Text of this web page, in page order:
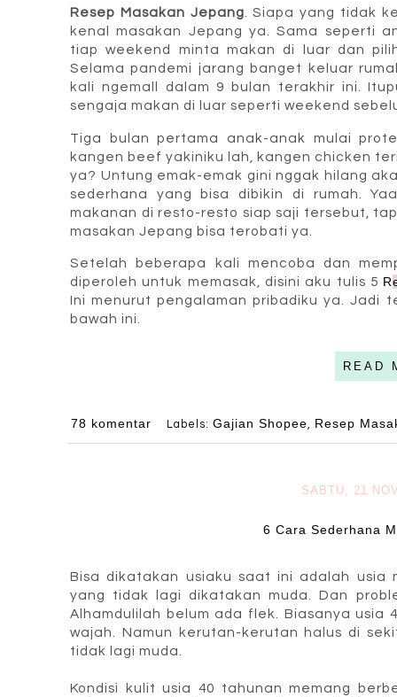
Resep Masakan Jepang. Siapa yang tidak
kenal masakan Jepang ya. Sama seperti
tiap weekend minta makan di luar dan
Selama pandemi jarang banget keluar
kali ngemall dalam 9 bulan terakhir ini.
sengaja makan di luar seperti weekend
Tiga bulan pertama anak-anak mulai
kangen beef yakiniku lah, kangen chicken
ya? Untung emak-emak gini nggak hilang
sederhana yang bisa dibikin di rumah.
makanan di resto-resto siap saji tersebut,
masakan Jepang bisa terobati ya.
Setelah beberapa kali mencoba dan
diperoleh untuk memasak, disini aku tulis 5 R
Ini menurut pengalaman pribadiku ya. Jadi
bawah ini.
READ
78 komentar Labels:Gajian Shopee Resep
SABTU, 21
6 Cara Sederhana
Bisa dikatakan usiaku saat ini adalah usia
yang tidak lagi dikatakan muda. Dan
Alhamdulilah belum ada flek. Biasanya
wajah. Namun kerutan-kerutan halus di
tidak lagi muda.
Kondisi kulit usia 40 tahunan memang